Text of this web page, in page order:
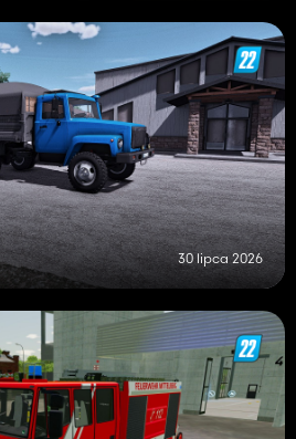
30 lipca 2026